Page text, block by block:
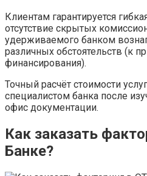
Клиентам гарантируется
отсутствие скрытых
удерживаемого банком
различных обстоятельств (к
финансирования).
Точный расчёт стоимости
специалистом банка после
офис документации.
Как заказать
Банке?